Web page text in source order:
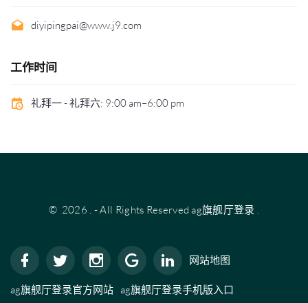
diyipingpai@www.j9.com
工作时间
礼拜一 - 礼拜六: 9:00 am–6:00 pm
© 2026 . - All Rights Reservedag旗舰厅登录 .
网站地图
ag旗舰厅登录官方网站 ag旗舰厅登录手机版入口